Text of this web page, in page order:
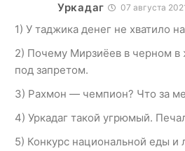
Уркадаг 07 августа
1) У таджика денег не хватило
2) Почему Мирзиёев в черном
под запретом.
3) Рахмон — чемпион? Что за
4) Уркадаг такой угрюмый.
5) Конкурс национальной еды и